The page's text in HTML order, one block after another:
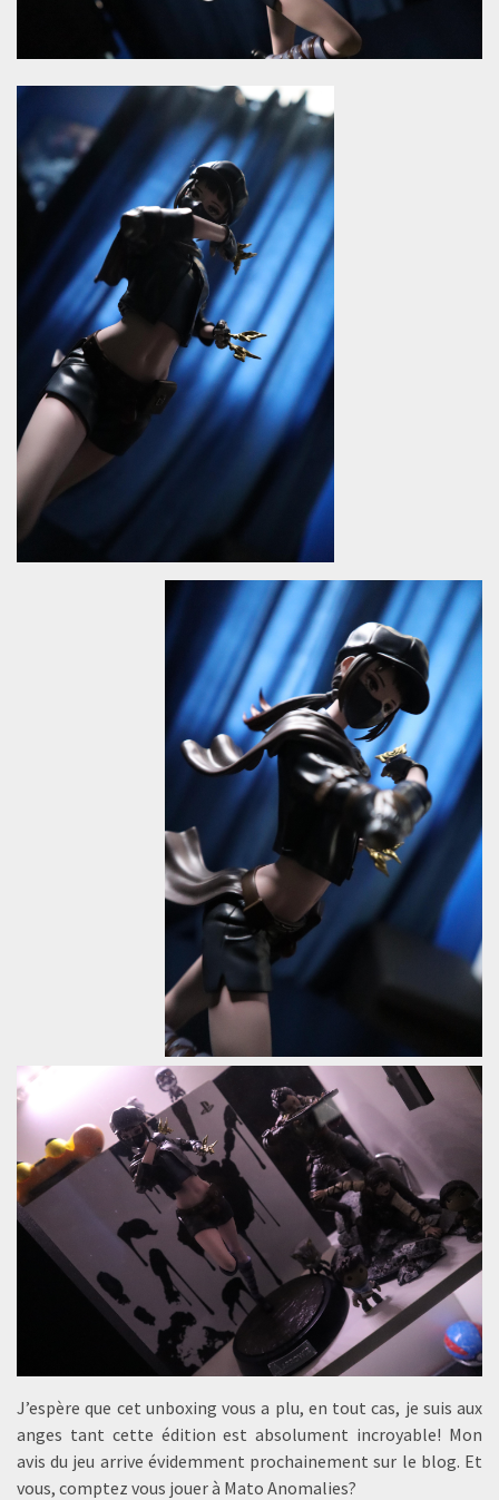
J’espère que cet unboxing vous a plu, en tout cas, je suis aux
anges tant cette édition est absolument incroyable! Mon
avis du jeu arrive évidemment prochainement sur le blog. Et
vous, comptez vous jouer à Mato Anomalies?